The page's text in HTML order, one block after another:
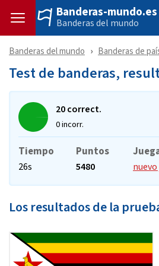
Banderas-mundo.es
Banderas del mundo
Banderas del mundo Banderas de
Test de banderas,
20 correct.
0 incorr.
Tiempo
26s
Puntos
5480
Los resultados de la